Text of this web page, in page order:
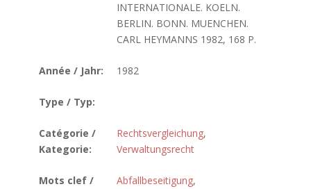
INTERNATIONALE. KOELN.
BERLIN. BONN. MUENCHEN.
CARL HEYMANNS 1982, 168 P.
Année / Jahr: 1982
Type / Typ:
Catégorie /
Kategorie:
Rechtsvergleichung,
Verwaltungsrecht
Mots clef /
Abfallbeseitigung,